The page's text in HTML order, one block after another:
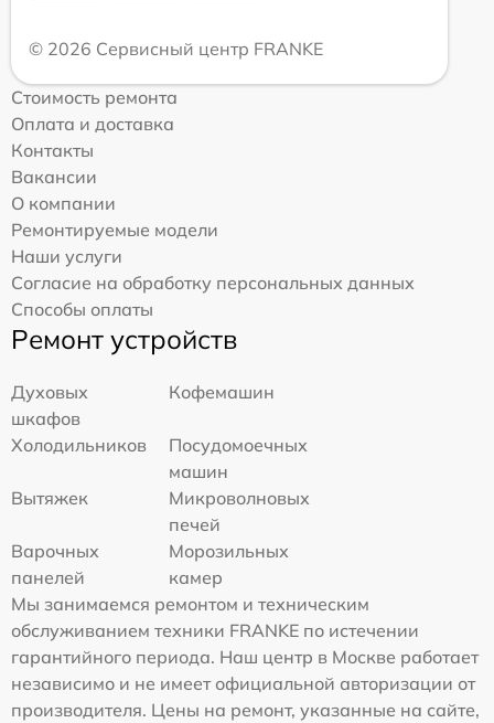
© 2026 Сервисный центр FRANKE
Стоимость ремонта
Оплата и доставка
Контакты
Вакансии
О компании
Ремонтируемые модели
Наши услуги
Согласие на обработку персональных данных
Способы оплаты
Ремонт устройств
Духовых
шкафов
Кофемашин
Холодильников
Посудомоечных
машин
Вытяжек
Микроволновых
печей
Варочных
панелей
Морозильных
камер
Мы занимаемся ремонтом и техническим
обслуживанием техники FRANKE по истечении
гарантийного периода. Наш центр в Москве работает
независимо и не имеет официальной авторизации от
производителя. Цены на ремонт, указанные на сайте,